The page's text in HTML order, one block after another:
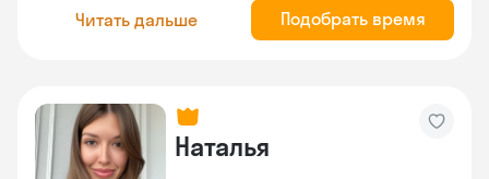
Читать дальше Подобрать время
Наталья